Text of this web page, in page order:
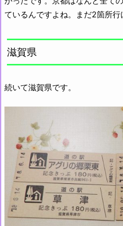
ているんですよね。まだ2箇所
滋賀県
続いて滋賀県です。